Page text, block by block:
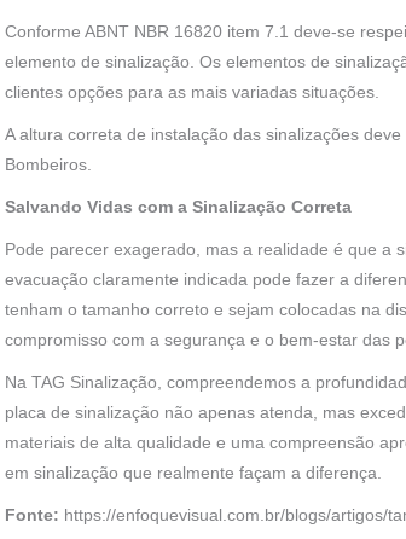
Conforme ABNT NBR 16820 item 7.1 deve-se
elemento de sinalização. Os elementos de
clientes opções para as mais variadas situações.
A altura correta de instalação das sinalizações
Bombeiros.
Salvando Vidas com a Sinalização Correta
Pode parecer exagerado, mas a realidade é que a
evacuação claramente indicada pode fazer a
tenham o tamanho correto e sejam colocadas na
compromisso com a segurança e o bem-estar das
Na TAG Sinalização, compreendemos a
placa de sinalização não apenas atenda, mas
materiais de alta qualidade e uma compreensão
em sinalização que realmente façam a diferença.
Fonte: https://enfoquevisual.com.br/blogs/artigos/